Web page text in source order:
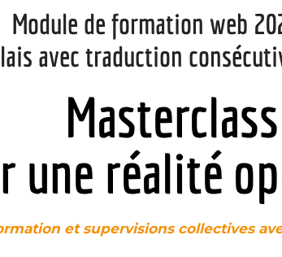
Module de formation web
avec traduction
Masterclass
une réalité
et supervisions collectives